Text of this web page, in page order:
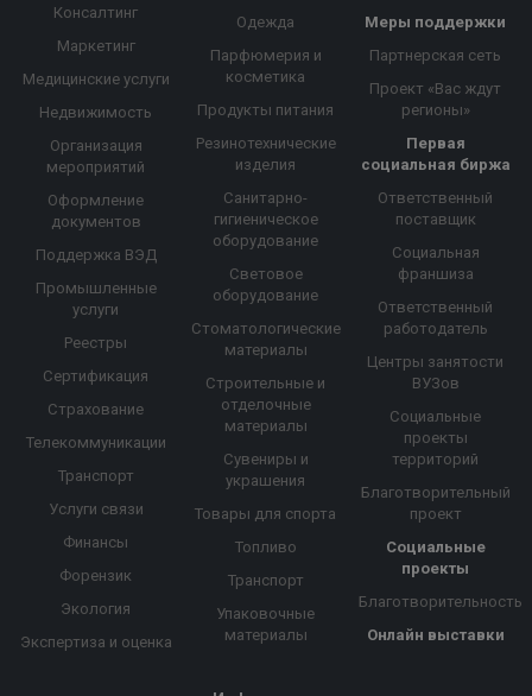
Консалтинг
Маркетинг
Медицинские услуги
Недвижимость
Организация
мероприятий
Оформление
документов
Поддержка ВЭД
Промышленные
услуги
Реестры
Сертификация
Страхование
Телекоммуникации
Транспорт
Услуги связи
Финансы
Форензик
Экология
Экспертиза и оценка
Одежда
Парфюмерия и
косметика
Продукты питания
Резинотехнические
изделия
Санитарно-
гигиеническое
оборудование
Световое
оборудование
Стоматологические
материалы
Строительные и
отделочные
материалы
Сувениры и
украшения
Товары для спорта
Топливо
Транспорт
Упаковочные
материалы
Меры поддержки
Партнерская сеть
Проект «Вас ждут
регионы»
Первая
социальная биржа
Ответственный
поставщик
Социальная
франшиза
Ответственный
работодатель
Центры занятости
ВУЗов
Социальные
проекты
территорий
Благотворительный
проект
Социальные
проекты
Благотворительность
Онлайн выставки